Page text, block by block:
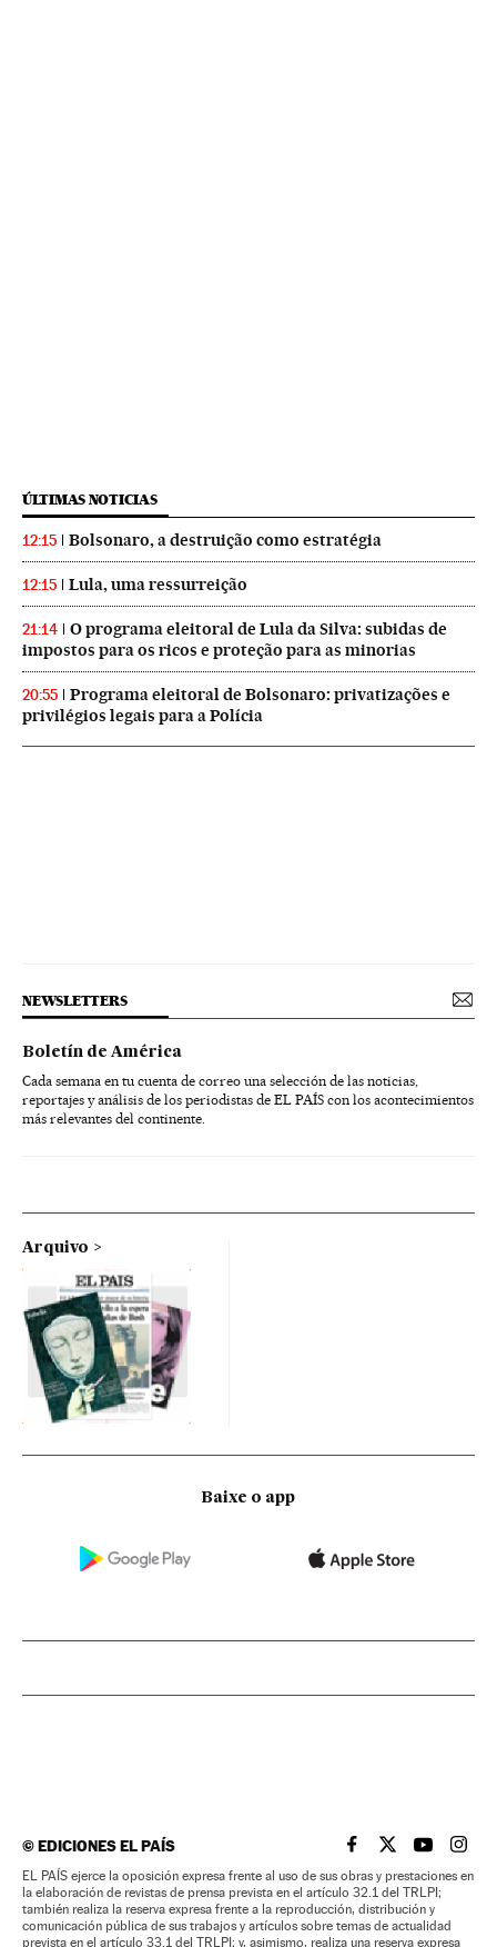
ÚLTIMAS NOTICIAS
12:15 Bolsonaro, a destruição como estratégia
12:15 Lula, uma ressurreição
21:14
O programa eleitoral de Lula da Silva: subidas de
impostos para os ricos e proteção para as minorias
20:55
Programa eleitoral de Bolsonaro: privatizações e
privilégios legais para a Polícia
NEWSLETTERS
Boletín de América
Cada semana en tu cuenta de correo una selección de las noticias,
reportajes y análisis de los periodistas de EL PAÍS con los acontecimientos
más relevantes del continente.
Arquivo
Baixe o app
©EDICIONES EL PAÍS EL PAÍS BRASIL EN
EL PAÍSEL PAÍS
EL
EL PAÍS ejerce la oposición expresa frente al uso de sus obras y prestaciones en
la elaboración de revistas de prensa prevista en el artículo 32.1 del TRLPI;
también realiza la reserva expresa frente a la reproducción, distribución y
comunicación pública de sus trabajos y artículos sobre temas de actualidad
prevista en el artículo 33.1 del TRLPI; y, asimismo, realiza una reserva expresa